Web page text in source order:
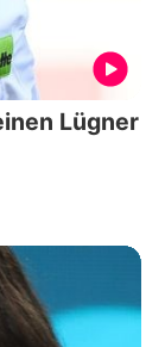
Lügner